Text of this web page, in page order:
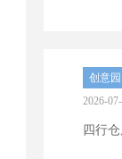
创意
2026-
四行